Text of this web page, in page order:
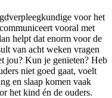
voor het
vooral met
helpt dat enorm voor de
van acht weken vragen
jou? Kun je genieten? Heb
niet goed gaat, voelt
en slaap komen vaak
het kind én de ouders.